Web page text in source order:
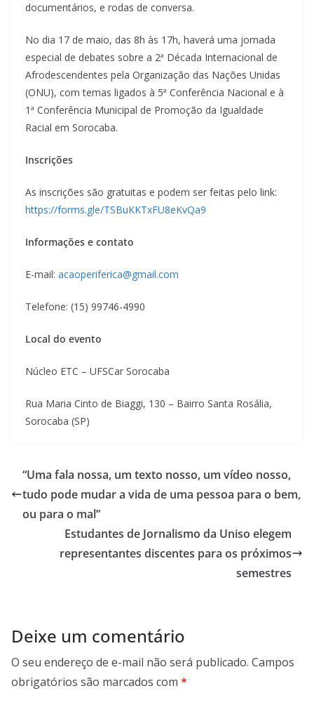
documentários, e rodas de conversa.
No dia 17 de maio, das 8h às 17h, haverá uma jornada
especial de debates sobre a 2ª Década Internacional de
Afrodescendentes pela Organização das Nações Unidas
(ONU), com temas ligados à 5ª Conferência Nacional e à
1ª Conferência Municipal de Promoção da Igualdade
Racial em Sorocaba.
Inscrições
As inscrições são gratuitas e podem ser feitas pelo link:
https://forms.gle/TSBuKKTxFU8eKvQa9
Informações e contato
E-mail: acaoperiferica@gmail.com
Telefone: (15) 99746-4990
Local do evento
Núcleo ETC – UFSCar Sorocaba
Rua Maria Cinto de Biaggi, 130 – Bairro Santa Rosália,
Sorocaba (SP)
“Uma fala nossa, um texto nosso, um vídeo nosso,
tudo pode mudar a vida de uma pessoa para o bem,
ou para o mal”
Estudantes de Jornalismo da Uniso elegem
representantes discentes para os próximos
semestres
Deixe um comentário
O seu endereço de e-mail não será publicado. Campos
obrigatórios são marcados com *